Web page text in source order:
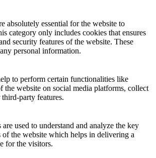
absolutely essential for the website to
category only includes cookies that ensures
security features of the website. These
personal information.
to perform certain functionalities like
the website on social media platforms, collect
party features.
used to understand and analyze the key
of the website which helps in delivering a
for the visitors.